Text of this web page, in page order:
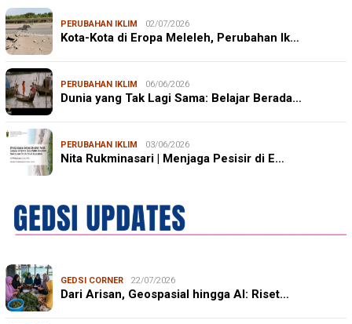
PERUBAHAN IKLIM 02/07/2026
Kota-Kota di Eropa Meleleh, Perubahan Ik…
PERUBAHAN IKLIM 06/06/2026
Dunia yang Tak Lagi Sama: Belajar Berada…
PERUBAHAN IKLIM 03/06/2026
Nita Rukminasari | Menjaga Pesisir di E…
GEDSI CORNER 22/07/2026
Dari Arisan, Geospasial hingga AI: Riset…